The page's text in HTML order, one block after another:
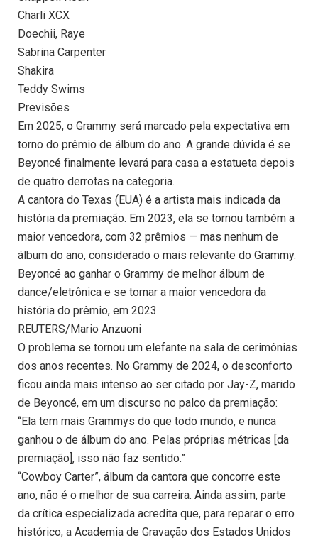
Charli XCX
Doechii, Raye
Sabrina Carpenter
Shakira
Teddy Swims
Previsões
Em 2025, o Grammy será marcado pela expectativa em
torno do prêmio de álbum do ano. A grande dúvida é se
Beyoncé finalmente levará para casa a estatueta depois
de quatro derrotas na categoria.
A cantora do Texas (EUA) é a artista mais indicada da
história da premiação. Em 2023, ela se tornou também a
maior vencedora, com 32 prêmios — mas nenhum de
álbum do ano, considerado o mais relevante do Grammy.
Beyoncé ao ganhar o Grammy de melhor álbum de
dance/eletrônica e se tornar a maior vencedora da
história do prêmio, em 2023
REUTERS/Mario Anzuoni
O problema se tornou um elefante na sala de cerimônias
dos anos recentes. No Grammy de 2024, o desconforto
ficou ainda mais intenso ao ser citado por Jay-Z, marido
de Beyoncé, em um discurso no palco da premiação:
“Ela tem mais Grammys do que todo mundo, e nunca
ganhou o de álbum do ano. Pelas próprias métricas [da
premiação], isso não faz sentido.”
“Cowboy Carter”, álbum da cantora que concorre este
ano, não é o melhor de sua carreira. Ainda assim, parte
da crítica especializada acredita que, para reparar o erro
histórico, a Academia de Gravação dos Estados Unidos